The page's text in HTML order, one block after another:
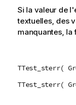
Si la valeur de
textuelles, des
manquantes, la
TTest_sterr(
TTest_sterr(